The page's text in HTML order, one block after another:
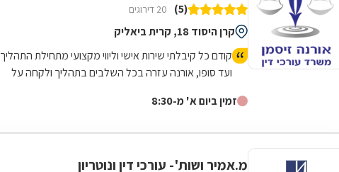
(5) 20 דירוגים
קרן היסוד 18, קרית ביאליק
קודם כל קיבלתי שירות אישי וליווי מקצועי מתחילת התהליך
ועד סופו, אורנה עזרה בכל השלבים בתהליך ולקחה על
מהירה ויסודית.! ממליץ מאוד!
זמין ביום א' מ-8:30
מ.אמיר ושות'- עורכי דין ונוטריון